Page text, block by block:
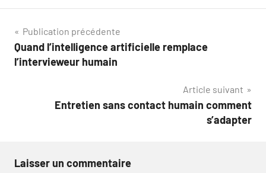
Navigation
de
Publication précédente
Quand l’intelligence artificielle remplace
l’intervieweur humain
Article suivant
Entretien sans contact humain comment
s’adapter
Laisser un commentaire